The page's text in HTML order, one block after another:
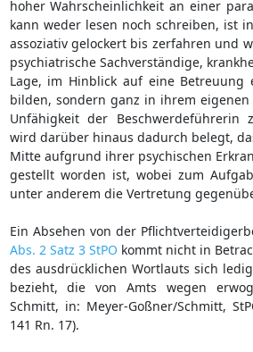
hoher Wahrscheinlichkeit an einer
kann weder lesen noch schreiben, ist
assoziativ gelockert bis zerfahren und
psychiatrische Sachverständige,
Lage, im Hinblick auf eine Betreuung
bilden, sondern ganz in ihrem
Unfähigkeit der Beschwerdeführerin
wird darüber hinaus dadurch belegt,
Mitte aufgrund ihrer psychischen
gestellt worden ist, wobei zum
unter anderem die Vertretung
Ein Absehen von der
Abs. 2 Satz 3 StPO kommt nicht in
des ausdrücklichen Wortlauts sich
bezieht, die von Amts wegen
Schmitt, in: Meyer-Goßner/Schmitt,
141 Rn. 17).